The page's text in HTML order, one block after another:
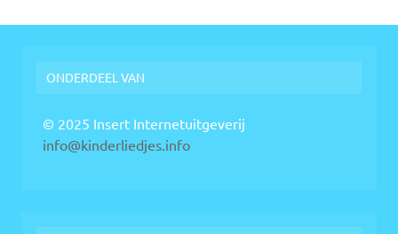
ONDERDEEL VAN
© 2025 Insert Internetuitgeverij
info@kinderliedjes.info